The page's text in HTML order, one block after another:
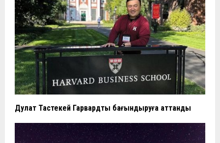
Дулат Тастекей Гарвардты бағындыруға аттанды